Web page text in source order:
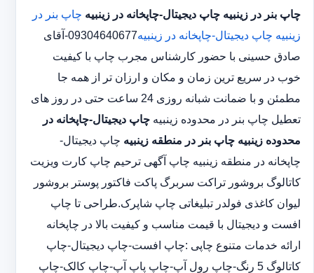
چاپ بنر در زینبیه چاپ دیجیتال-چاپخانه در زینبیه چاپ بنر در
زینبیه چاپ دیجیتال-چاپخانه در زینبیه
09304640677-آقای
صادق حسینی با حضور کارشناس مجرب چاپ با کیفیت
خوب در سریع ترین زمان و مکان و ارزان تر از همه جا
مطمئن و با ضمانت شبانه روزی 24 ساعت حتی در روز های
تعطیل چاپ بنر در محدوده زینبیه چاپ دیجیتال-چاپخانه در
محدوده زینبیه چاپ بنر در منطقه زینبیه چاپ دیجیتال-
چاپخانه در منطقه زینبیه چاپ آگهی ترحیم چاپ کارت ویزیت
کاتالوگ بروشور تراکت سربرگ پاکت فاکتور پوستر بروشور
لیوان کاغذی فولدر تبلیغاتی چاپ شاپرک.طراحی تا چاپ
افست و دیجیتال با قیمت مناسب و کیفیت بالا در چاپخانه
ارائه خدمات متنوع چاپی :چاپ افست-چاپ دیجیتال-چاپ
کاتالوگ 5 رنگ-چاپ رول آپ-چاپ پاپ آپ-چاپ کالک-چاپ